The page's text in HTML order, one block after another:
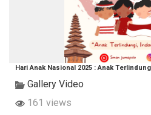
Hari Anak Nasional 2025 : Anak
Gallery Video
161 views